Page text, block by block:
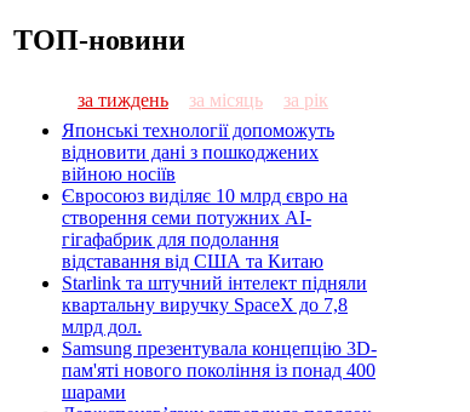
ТОП-новини
за тиждень за місяць
за рік
Японські технології допоможуть
відновити дані з пошкоджених
війною носіїв
Євросоюз виділяє 10 млрд євро на
створення семи потужних AI-
гігафабрик для подолання
відставання від США та Китаю
Starlink та штучний інтелект підняли
квартальну виручку SpaceX до 7,8
млрд дол.
Samsung презентувала концепцію 3D-
пам'яті нового покоління із понад 400
шарами